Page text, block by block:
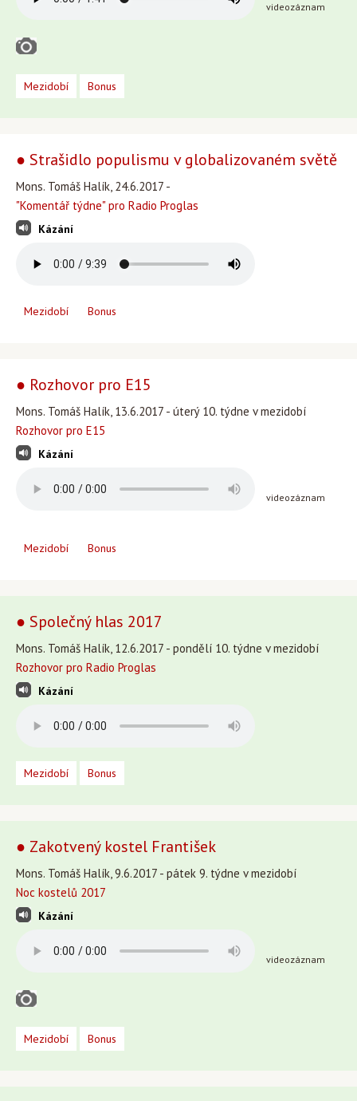
videozáznam
Mezidobí Bonus
● Strašidlo populismu v globalizovaném světě
Mons. Tomáš Halík, 24.6.2017 -
"Komentář týdne" pro Radio Proglas
Kázání
Mezidobí Bonus
● Rozhovor pro E15
Mons. Tomáš Halík, 13.6.2017 - úterý 10. týdne v mezidobí
Rozhovor pro E15
Kázání
videozáznam
Mezidobí Bonus
● Společný hlas 2017
Mons. Tomáš Halík, 12.6.2017 - pondělí 10. týdne v mezidobí
Rozhovor pro Radio Proglas
Kázání
Mezidobí Bonus
● Zakotvený kostel František
Mons. Tomáš Halík, 9.6.2017 - pátek 9. týdne v mezidobí
Noc kostelů 2017
Kázání
videozáznam
Mezidobí Bonus